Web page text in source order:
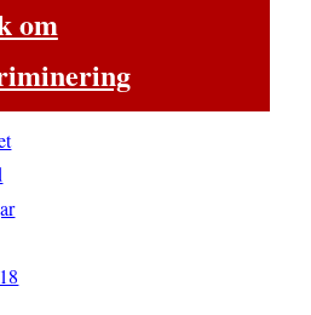
om